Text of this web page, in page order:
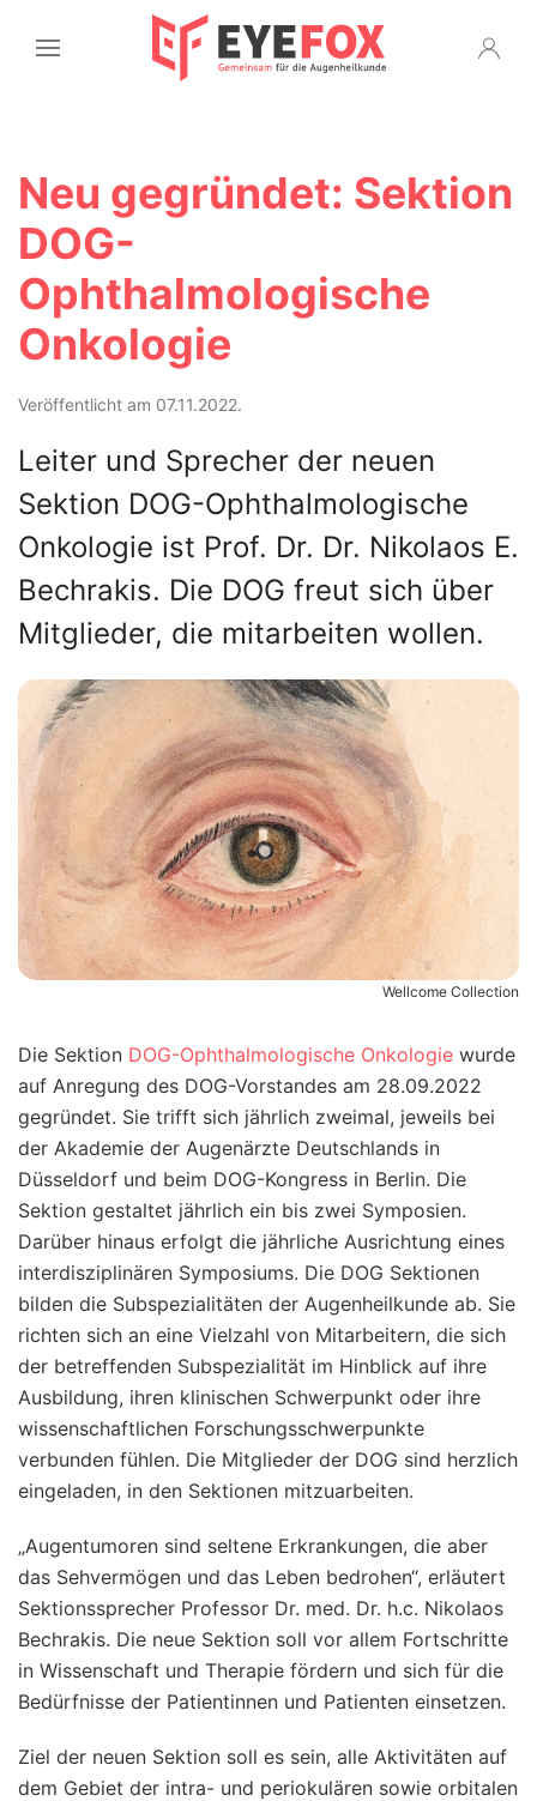
Neu gegründet: Sektion
DOG-
Ophthalmologische
Onkologie
Veröffentlicht am 07.11.2022.
Leiter und Sprecher der neuen
Sektion DOG-Ophthalmologische
Onkologie ist Prof. Dr. Dr. Nikolaos E.
Bechrakis. Die DOG freut sich über
Mitglieder, die mitarbeiten wollen.
Wellcome Collection
Die Sektion DOG-Ophthalmologische Onkologie wurde
auf Anregung des DOG-Vorstandes am 28.09.2022
gegründet. Sie trifft sich jährlich zweimal, jeweils bei
der Akademie der Augenärzte Deutschlands in
Düsseldorf und beim DOG-Kongress in Berlin. Die
Sektion gestaltet jährlich ein bis zwei Symposien.
Darüber hinaus erfolgt die jährliche Ausrichtung eines
interdisziplinären Symposiums. Die DOG Sektionen
bilden die Subspezialitäten der Augenheilkunde ab. Sie
richten sich an eine Vielzahl von Mitarbeitern, die sich
der betreffenden Subspezialität im Hinblick auf ihre
Ausbildung, ihren klinischen Schwerpunkt oder ihre
wissenschaftlichen Forschungsschwerpunkte
verbunden fühlen. Die Mitglieder der DOG sind herzlich
eingeladen, in den Sektionen mitzuarbeiten.
„Augentumoren sind seltene Erkrankungen, die aber
das Sehvermögen und das Leben bedrohen“, erläutert
Sektionssprecher Professor Dr. med. Dr. h.c. Nikolaos
Bechrakis. Die neue Sektion soll vor allem Fortschritte
in Wissenschaft und Therapie fördern und sich für die
Bedürfnisse der Patientinnen und Patienten einsetzen.
Ziel der neuen Sektion soll es sein, alle Aktivitäten auf
dem Gebiet der intra- und periokulären sowie orbitalen